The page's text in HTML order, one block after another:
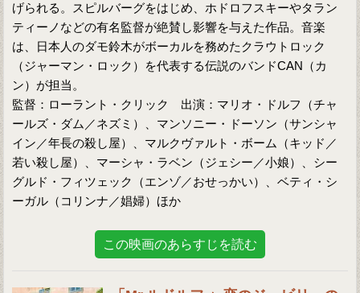
げられる。スピルバーグをはじめ、ホドロフスキーやタラン
ティーノなどの有名監督が絶賛し影響を与えた作品。音楽
は、日本人のダモ鈴木がボーカルを務めたクラウトロック
（ジャーマン・ロック）を代表する伝説のバンドCAN（カ
ン）が担当。
監督：ローラント・クリック 出演：マリオ・ドルフ（チャ
ールズ・ダム／ネズミ）、マンソニー・ドーソン（サンシャ
イン／年長の殺し屋）、マルクヴァルト・ボーム（キッド／
若い殺し屋）、マーシャ・ラベン（ジェシー／小娘）、シー
グルド・フィツェック（エンゾ／おせっかい）、ベティ・シ
ーガル（コリンナ／娼婦）ほか
この映画のあらすじを読む